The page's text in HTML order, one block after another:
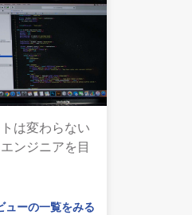
は変わらない
ンジニアを目
ューの一覧をみる